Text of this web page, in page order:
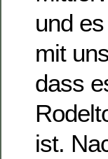
und
mit
dass
ist.